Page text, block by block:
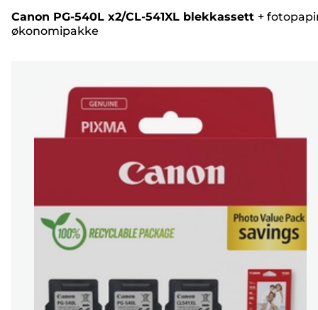
Canon PG-540L x2/CL-541XL blekkassett +
økonomipakke